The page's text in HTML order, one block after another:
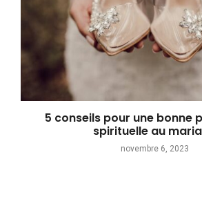
5 conseils pour une bonne
spirituelle au
novembre 6, 2023